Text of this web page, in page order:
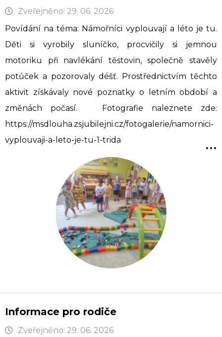
Zveřejněno: 29. 06. 2026
Povídání na téma: Námořníci vyplouvají a léto je tu.
Děti si vyrobily sluníčko, procvičily si jemnou
motoriku při navlékání těstovin, společně stavěly
potůček a pozorovaly déšť. Prostřednictvím těchto
aktivit získávaly nové poznatky o letním období a
změnách počasí. Fotografie naleznete zde:
https://msdlouha.zsjubilejni.cz/fotogalerie/namornici-
vyplouvaji-a-leto-je-tu-1-trida
...
Informace pro rodiče
Zveřejněno: 29. 06. 2026